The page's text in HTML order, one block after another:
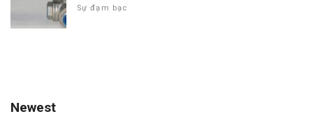
Sự đạm bạc
Newest